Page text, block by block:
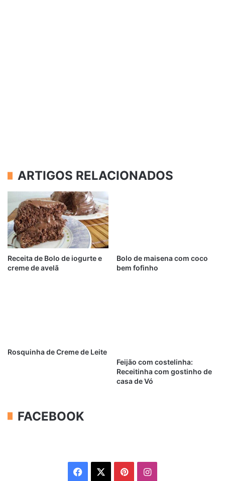
ARTIGOS RELACIONADOS
Receita de Bolo de iogurte e
creme de avelã
Bolo de maisena com coco
bem fofinho
Rosquinha de Creme de Leite
Feijão com costelinha:
Receitinha com gostinho de
casa de Vó
FACEBOOK
Facebook PinterestInstagram